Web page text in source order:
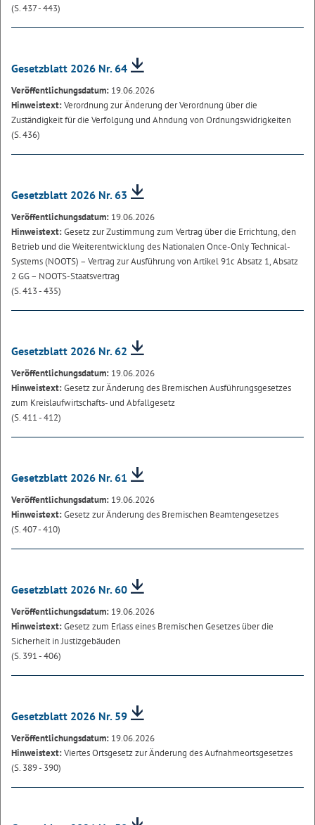
(S. 437 - 443)
Gesetzblatt 2026 Nr. 64
Veröffentlichungsdatum: 19.06.2026
Hinweistext:Verordnung zur Änderung der Verordnung über die
Zuständigkeit für die Verfolgung und Ahndung von Ordnungswidrigkeiten
(S. 436)
Gesetzblatt 2026 Nr. 63
Veröffentlichungsdatum: 19.06.2026
Hinweistext:Gesetz zur Zustimmung zum Vertrag über die Errichtung, den
Betrieb und die Weiterentwicklung des Nationalen Once-Only Technical-
Systems (NOOTS) – Vertrag zur Ausführung von Artikel 91c Absatz 1, Absatz
2 GG – NOOTS-Staatsvertrag
(S. 413 - 435)
Gesetzblatt 2026 Nr. 62
Veröffentlichungsdatum: 19.06.2026
Hinweistext:Gesetz zur Änderung des Bremischen Ausführungsgesetzes
zum Kreislaufwirtschafts- und Abfallgesetz
(S. 411 - 412)
Gesetzblatt 2026 Nr. 61
Veröffentlichungsdatum: 19.06.2026
Hinweistext:Gesetz zur Änderung des Bremischen Beamtengesetzes
(S. 407 - 410)
Gesetzblatt 2026 Nr. 60
Veröffentlichungsdatum: 19.06.2026
Hinweistext:Gesetz zum Erlass eines Bremischen Gesetzes über die
Sicherheit in Justizgebäuden
(S. 391 - 406)
Gesetzblatt 2026 Nr. 59
Veröffentlichungsdatum: 19.06.2026
Hinweistext:Viertes Ortsgesetz zur Änderung des Aufnahmeortsgesetzes
(S. 389 - 390)